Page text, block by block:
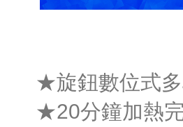
★旋鈕數位式
★20分鐘加熱